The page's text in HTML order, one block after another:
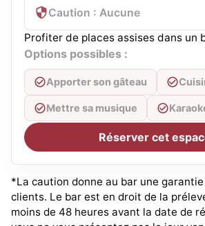
Caution : Aucune
Profiter de places assises dans un
Options possibles :
Apporter son gâteau
Mettre sa musique
Réserver cet
*La caution donne au bar une
clients. Le bar est en droit de la
moins de 48 heures avant la date de